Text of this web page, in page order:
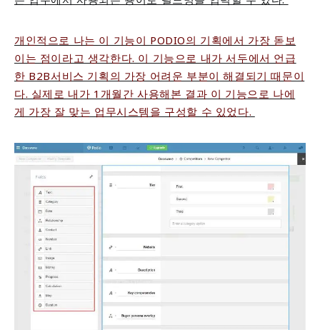
개인적으로 나는 이 기능이 PODIO의 기획에서 가장 돋보
이는 점이라고 생각한다. 이 기능으로 내가 서두에서 언급
한 B2B서비스 기획의 가장 어려운 부분이 해결되기 때문이
다. 실제로 내가 1개월간 사용해본 결과 이 기능으로 나에
게 가장 잘 맞는 업무시스템을 구성할 수 있었다.